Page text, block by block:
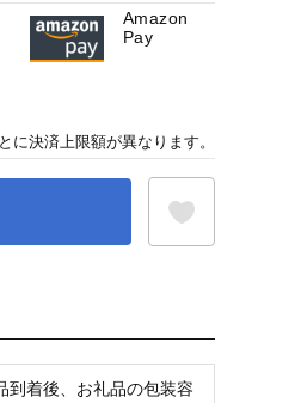
着後、お礼品の包装容
Amazon
Pay
に決済上限額が異なります。